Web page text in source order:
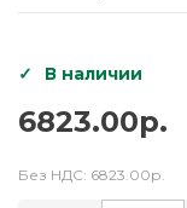
В наличии
6823.00р.
Без НДС: 6823.00р.